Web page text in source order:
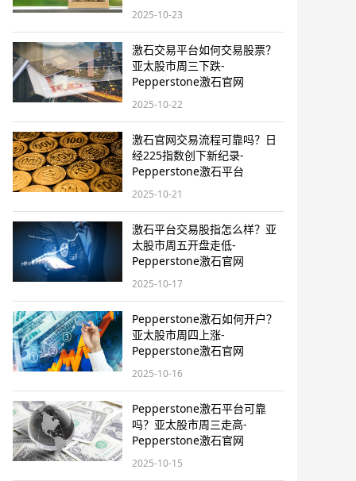
2025-10-23
激石交易平台如何交易股票？
亚太股市周三下跌-
Pepperstone激石官网
2025-10-22
激石官网交易流程可靠吗？日
经225指数创下新纪录-
Pepperstone激石平台
2025-10-21
激石平台交易股指怎么样？亚
太股市周五开盘走低-
Pepperstone激石官网
2025-10-17
Pepperstone激石如何开户？
亚太股市周四上涨-
Pepperstone激石官网
2025-10-16
Pepperstone激石平台可靠
吗？亚太股市周三走高-
Pepperstone激石官网
2025-10-15